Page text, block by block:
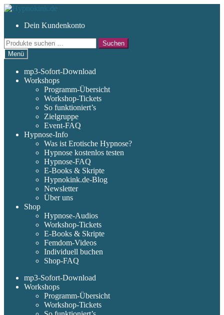
Zur
springen
Zum
springenDein Kundenkonto
Suchen
nach:
Suchen
Menü
mp3-Sofort-Download
Workshops
Programm-Übersicht
Workshop-Tickets
So funktioniert’s
Zielgruppe
Event-FAQ
Hypnose-Info
Was ist Erotische Hypnose?
Hypnose kostenlos testen
Hypnose-FAQ
E-Books & Skripte
Hypnokink.de-Blog
Newsletter
Über uns
Shop
Hypnose-Audios
Workshop-Tickets
E-Books & Skripte
Femdom-Videos
Individuell buchen
Shop-FAQ
mp3-Sofort-Download
Workshops
Programm-Übersicht
Workshop-Tickets